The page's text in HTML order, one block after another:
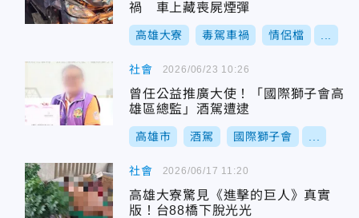
禍 車上藏喪屍煙彈
高雄大寮 毒駕車禍 情侶檔
社會
曾任公益推廣大使！「國際獅子會高
雄區總監」酒駕遭逮
高雄市 酒駕 國際獅子會
2026/06/23 10:26
社會
高雄大寮驚見《進擊的巨人》真實
版！台88橋下脫光光
2026/06/17 11:20